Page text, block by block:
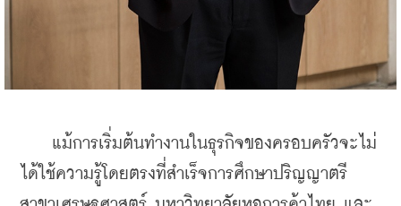
แม้การเริ่มต้นทำงานในธุรกิจของครอบครัวจะไม่
ได้ใช้ความรู้โดยตรงที่สำเร็จการศึกษาปริญญาตรี